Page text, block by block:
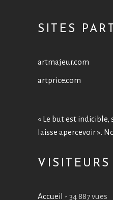
SITES
artmajeur.com
artprice.com
« Le but est indicible,
laisse apercevoir ».
VISITEURS
Accueil - 34 887 vues